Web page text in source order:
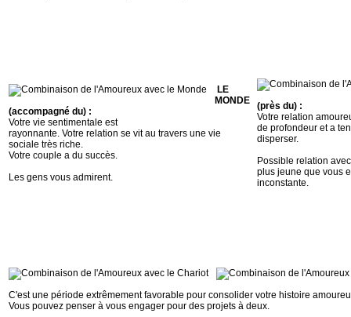
LE
MONDE
(accompagné du) :
Votre vie sentimentale est
rayonnante. Votre relation se vit au travers une vie
sociale très riche.
Votre couple a du succès.
Les gens vous admirent.
(près du) :
Votre relation
de profondeur et a
disperser.
Possible relation
plus jeune que vous
inconstante.
C'est une période extrêmement favorable pour consolider votre histoire
Vous pouvez penser à vous engager pour des projets à deux.